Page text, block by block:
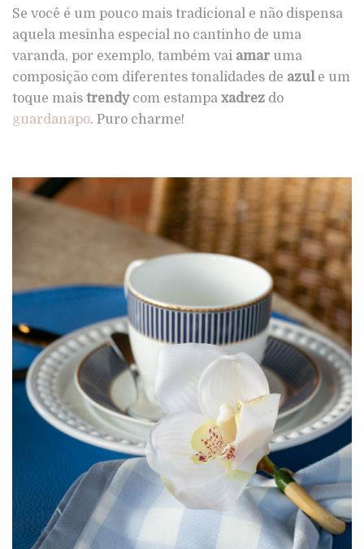
Se você é um pouco mais tradicional e não dispensa
aquela mesinha especial no cantinho de uma
varanda, por exemplo, também vai amar uma
composição com diferentes tonalidades de azule um
toque mais trendycom estampa xadrez do
guardanapo. Puro charme!